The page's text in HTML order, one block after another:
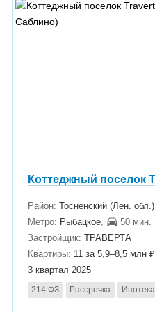
Район: Тосненский (Лен. обл.)
Метро: Рыбацкое,
50 мин.
Застройщик: ТРАВЕРТА
Квартиры: 11 за 5,9–8,5 млн ₽
3 квартал 2025
214 ФЗ
Рассрочка Ипотека